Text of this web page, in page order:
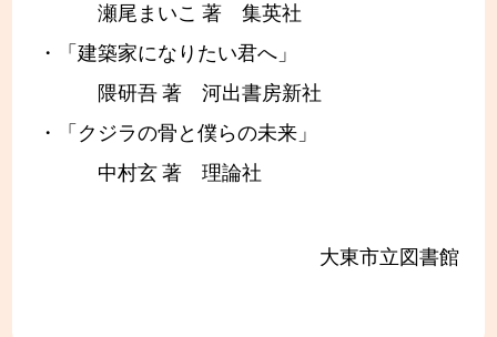
瀬尾まいこ 著 集英社
・「建築家になりたい君へ」
隈研吾 著 河出書房新社
・「クジラの骨と僕らの未来」
中村玄 著 理論社
大東市立図書館